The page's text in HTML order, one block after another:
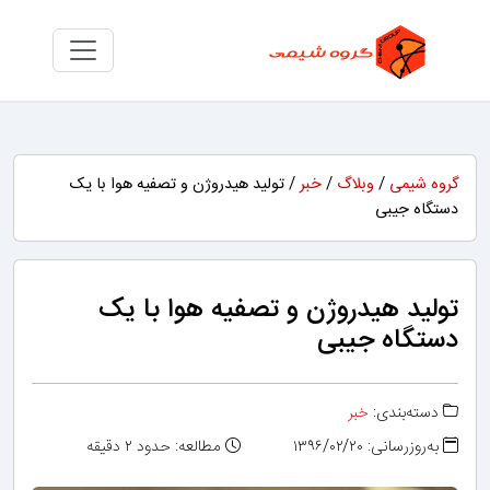
گروه شیمی / وبلاگ /خبر/ تولید هیدروژن و تصفیه هوا با یک
دستگاه جیبی
تولید هیدروژن و تصفیه هوا با یک
دستگاه جیبی
دسته‌بندی: خبر
به‌روزرسانی: ۱۳۹۶/۰۲/۲۰
مطالعه: حدود ۲ دقیقه